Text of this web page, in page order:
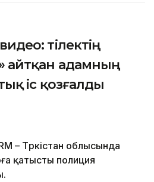
тілектің
айтқан адамның
іс қозғалды
– Түркістан облысында
қатысты полиция